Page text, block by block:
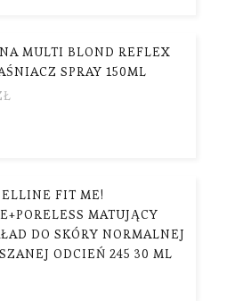
MULTI BLOND REFLEX
SPRAY 150ML
FIT ME!
MATUJĄCY
DO SKÓRY NORMALNEJ
ODCIEŃ 245 30 ML